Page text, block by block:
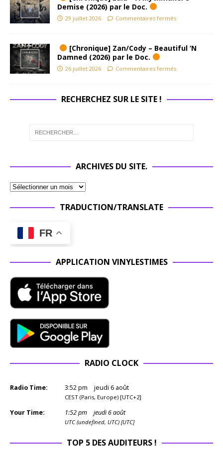
Demise (2026) par le Doc.
29 juillet 2026 Commentaires fermés
[Chronique] Zan/Cody – Beautiful ‘N
Damned (2026) par le Doc.
26 juillet 2026 Commentaires fermés
RECHERCHEZ SUR LE SITE !
ARCHIVES DU SITE.
TRADUCTION/TRANSLATE
FR
APPLICATION VINYLESTIMES
RADIO CLOCK
Radio Time: 3:52pm jeudi 6 août
CEST (Paris, Europe) [UTC+2]
Your Time: 1:52pm jeudi 6 août
UTC (undefined, UTC) [UTC]
TOP 5 DES AUDITEURS !